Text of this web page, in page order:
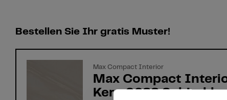
Bestellen Sie Ihr gratis Muster!
Max Compact Interior
Max Compact
Kern 0988